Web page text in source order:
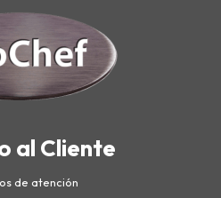
al Cliente
de atención